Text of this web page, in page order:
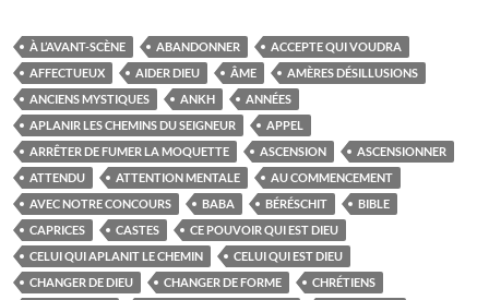
À L’AVANT-SCÈNE ABANDONNER
ACCEPTE QUI VOUDRA
AFFECTUEUX
AIDER DIEU ÂME
AMÈRES DÉSILLUSIONS
ANCIENS MYSTIQUES
ANKH
ANNÉES
APLANIR LES CHEMINS DU SEIGNEUR
APPEL
ARRÊTER DE FUMER LA MOQUETTE
ASCENSION
ASCENSIONNER
ATTENDU
ATTENTION MENTALE
AU COMMENCEMENT
AVEC NOTRE CONCOURS
BABA BÉRÉSCHIT
BIBLE
CAPRICES
CASTES
CE POUVOIR QUI EST DIEU
CELUI QUI APLANIT LE CHEMIN
CELUI QUI EST DIEU
CHANGER DE DIEU
CHANGER DE FORME CHRÉTIENS